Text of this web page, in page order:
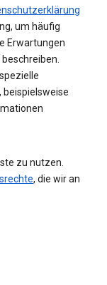
um häufig
Erwartungen
beispielsweise
zu nutzen.
, die wir an